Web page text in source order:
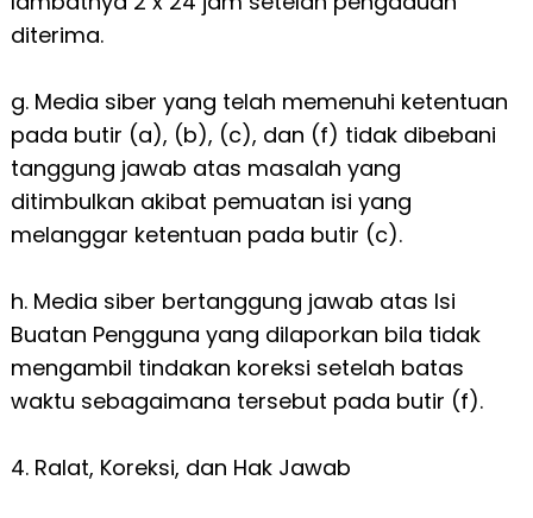
diterima.
g. Media siber yang telah memenuhi ketentuan
pada butir (a), (b), (c), dan (f) tidak dibebani
tanggung jawab atas masalah yang
ditimbulkan akibat pemuatan isi yang
melanggar ketentuan pada butir (c).
h. Media siber bertanggung jawab atas Isi
Buatan Pengguna yang dilaporkan bila tidak
mengambil tindakan koreksi setelah batas
waktu sebagaimana tersebut pada butir (f).
4. Ralat, Koreksi, dan Hak Jawab